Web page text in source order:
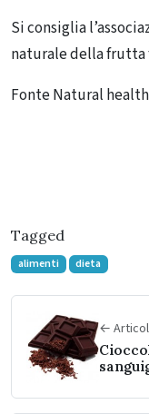
Si consiglia
naturale della frutta
Fonte Natural
Tagged
alimenti dieta
←